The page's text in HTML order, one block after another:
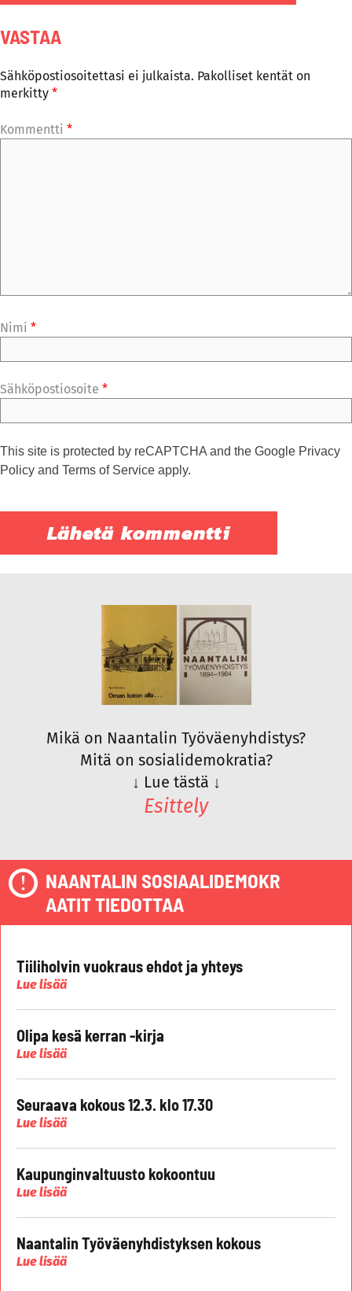
VASTAA
Sähköpostiosoitettasi ei julkaista. Pakolliset kentät on
merkitty *
Kommentti *
Nimi *
Sähköpostiosoite *
This site is protected by reCAPTCHA and the Google Privacy
Policy and Terms of Service apply.
Mikä on Naantalin Työväenyhdistys?
Mitä on sosialidemokratia?
↓ Lue tästä ↓
Esittely
NAANTALIN SOSIAALIDEMOKR
AATIT TIEDOTTAA
Tiiliholvin vuokraus ehdot ja yhteys
Lue lisää
Olipa kesä kerran -kirja
Lue lisää
Seuraava kokous 12.3. klo 17.30
Lue lisää
Kaupunginvaltuusto kokoontuu
Lue lisää
Naantalin Työväenyhdistyksen kokous
Lue lisää